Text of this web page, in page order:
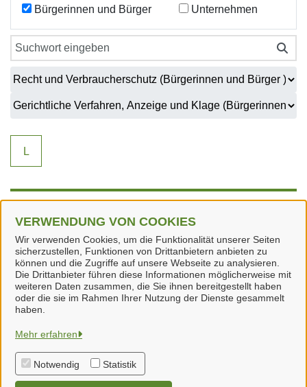
VERWENDUNG VON COOKIES
Wir verwenden Cookies, um die Funktionalität unserer Seiten
sicherzustellen, Funktionen von Drittanbietern anbieten zu
können und die Zugriffe auf unsere Webseite zu analysieren.
Die Drittanbieter führen diese Informationen möglicherweise mit
weiteren Daten zusammen, die Sie ihnen bereitgestellt haben
oder die sie im Rahmen Ihrer Nutzung der Dienste gesammelt
haben.
Mehr erfahren
Notwendig Statistik
Bürgerinnen und Bürger Unternehmen
L
Lärmbelästigung durch Nachbarn (Samtgemeinde
Neuenhaus)
Samtgemeinde Neuenhaus
Alle Rechte vorbehalten